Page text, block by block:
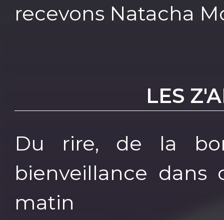
recevons Natacha
LES
Du rire, de la
bienveillance
matin